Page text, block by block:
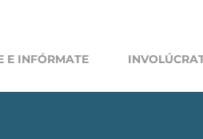
E INFÓRMATE